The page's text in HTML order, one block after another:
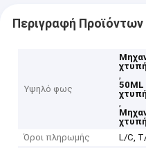
Περιγραφή Προϊόντων
Υψηλό φως
,
50ML
,
Όροι πληρωμής
L/C,